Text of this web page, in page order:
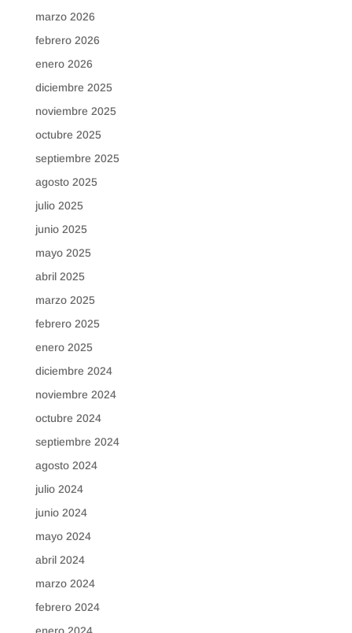
marzo 2026
febrero 2026
enero 2026
diciembre 2025
noviembre 2025
octubre 2025
septiembre 2025
agosto 2025
julio 2025
junio 2025
mayo 2025
abril 2025
marzo 2025
febrero 2025
enero 2025
diciembre 2024
noviembre 2024
octubre 2024
septiembre 2024
agosto 2024
julio 2024
junio 2024
mayo 2024
abril 2024
marzo 2024
febrero 2024
enero 2024